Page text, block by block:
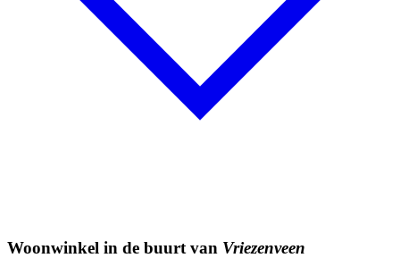
Woonwinkel in de buurt van Vriezenveen